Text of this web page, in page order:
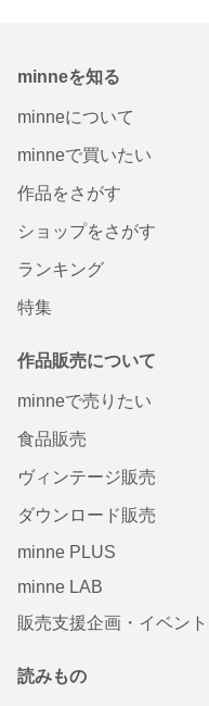
minneを知る
minneについて
minneで買いたい
作品をさがす
ショップをさがす
ランキング
特集
作品販売について
minneで売りたい
食品販売
ヴィンテージ販売
ダウンロード販売
minne PLUS
minne LAB
販売支援企画・イベント
読みもの